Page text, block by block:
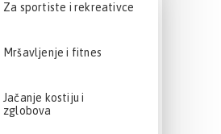
Za sportiste i rekreativce
Mršavljenje i fitnes
Jačanje kostiju i
zglobova